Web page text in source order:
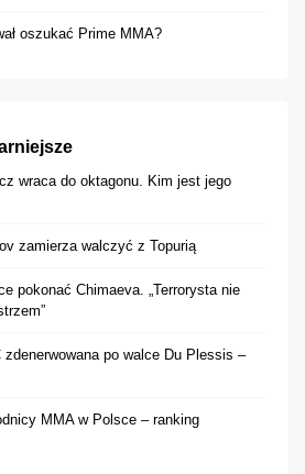
oszukać Prime MMA?
wraca do oktagonu. Kim jest jego
zamierza walczyć z Topurią
pokonać Chimaeva. „Terrorysta nie
zdenerwowana po walce Du Plessis –
MMA w Polsce – ranking